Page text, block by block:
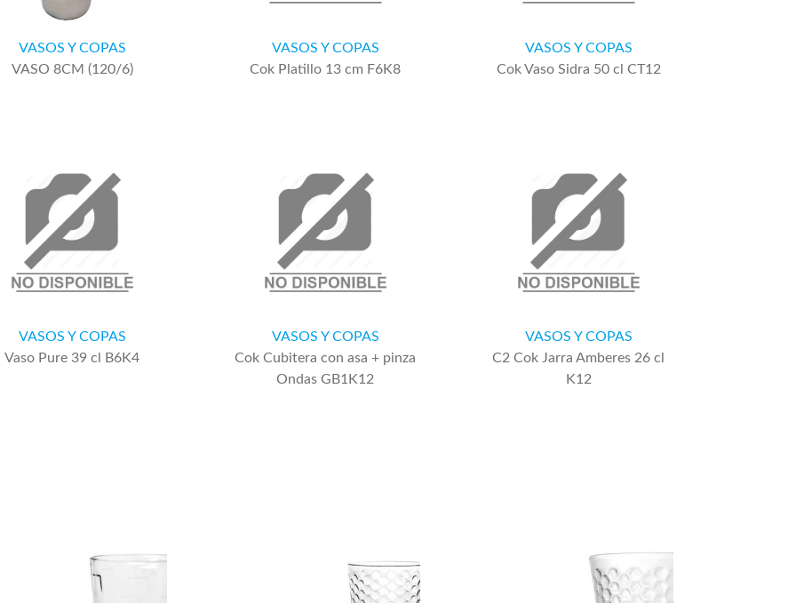
VASOS Y COPAS
VASO 8CM (120/6)
VASOS Y COPAS
Cok Platillo 13 cm F6K8
VASOS Y COPAS
Cok Vaso Sidra 50 cl CT12
VASOS Y COPAS
Vaso Pure 39 cl B6K4
VASOS Y COPAS
Cok Cubitera con asa + pinza
Ondas GB1K12
VASOS Y COPAS
C2 Cok Jarra Amberes 26 cl
K12